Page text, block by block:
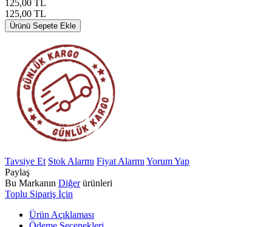
125,00 TL
125,00 TL
Ürünü Sepete Ekle
Tavsiye Et Stok Alarmı Fiyat Alarmı Yorum Yap
Paylaş
Bu Markanın Diğerürünleri
Toplu Sipariş İçin
Ürün Açıklaması